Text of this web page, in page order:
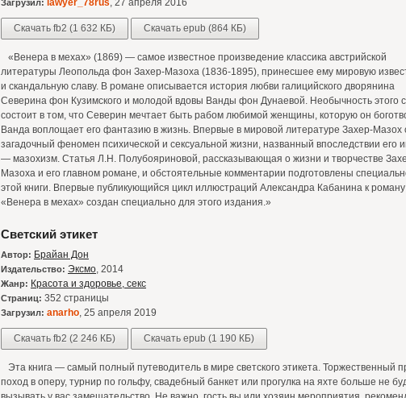
Загрузил: lawyer_78rus, 27 апреля 2016
Скачать fb2 (1 632 КБ) Скачать epub (864 КБ)
«Венера в мехах» (1869) — самое известное произведение классика австрийской
литературы Леопольда фон Захер-Мазоха (1836-1895), принесшее ему мировую
и скандальную славу. В романе описывается история любви галицийского дворянина
Северина фон Кузимского и молодой вдовы Ванды фон Дунаевой. Необычность этого
состоит в том, что Северин мечтает быть рабом любимой женщины, которую он
Ванда воплощает его фантазию в жизнь. Впервые в мировой литературе Захер-Мазох
загадочный феномен психической и сексуальной жизни, названный впоследствии его
— мазохизм. Статья Л.Н. Полубояриновой, рассказывающая о жизни и творчестве
Мазоха и его главном романе, и обстоятельные комментарии подготовлены
этой книги. Впервые публикующийся цикл иллюстраций Александра Кабанина к роману
«Венера в мехах» создан специально для этого издания.»
Светский этикет
Автор: Брайан Дон
Издательство: Эксмо, 2014
Жанр: Красота и здоровье, секс
Страниц: 352 страницы
Загрузил: anarho, 25 апреля 2019
Скачать fb2 (2 246 КБ) Скачать epub (1 190 КБ)
Эта книга — самый полный путеводитель в мире светского этикета. Торжественный
поход в оперу, турнир по гольфу, свадебный банкет или прогулка на яхте больше не